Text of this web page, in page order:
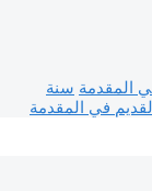
المقدمة سنة
في المقدمة